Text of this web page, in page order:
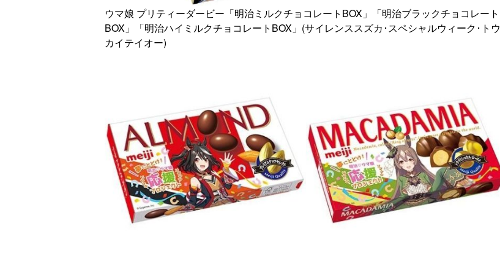
ウマ娘 プリティーダービー「明治ミルクチョコレートBOX」「明治ブラックチョコレート
BOX」「明治ハイミルクチョコレートBOX」(サイレンススズカ･スペシャルウィーク･トウ
カイテイオー)